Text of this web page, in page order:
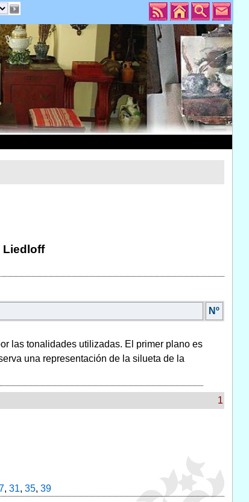
Liedloff
Nº
las tonalidades utilizadas. El primer plano es
una representación de la silueta de la
1
, 31, 35, 39